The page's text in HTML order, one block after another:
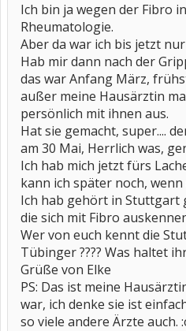
Ich bin ja wegen der Fibro
Rheumatologie.
Aber da war ich bis jetzt
Hab mir dann nach der
das war Anfang März,
außer meine Hausärztin
persönlich mit ihnen aus.
Hat sie gemacht, super....
am 30 Mai, Herrlich was,
Ich hab mich jetzt fürs
kann ich später noch,
Ich hab gehört in Stuttgart
die sich mit Fibro
Wer von euch kennt die
Tübinger ???? Was haltet
Grüße von Elke
PS: Das ist meine
war, ich denke sie ist
so viele andere Ärzte auch.